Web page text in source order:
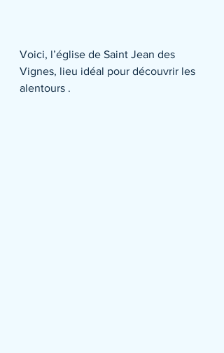
Voici, l’église de Saint Jean des
Vignes, lieu idéal pour découvrir les
alentours .